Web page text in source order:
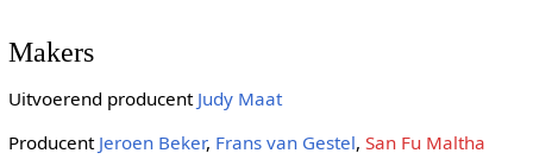
Makers
Uitvoerend producent Judy Maat
Producent Jeroen Beker, Frans van Gestel, San Fu Maltha